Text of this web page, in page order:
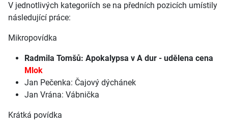
V jednotlivých kategoriích se na předních pozicích umístily
následující práce:
Mikropovídka
Radmila Tomšů: Apokalypsa v A dur - udělena cena
Mlok
Jan Pečenka: Čajový dýchánek
Jan Vrána: Vábnička
Krátká povídka